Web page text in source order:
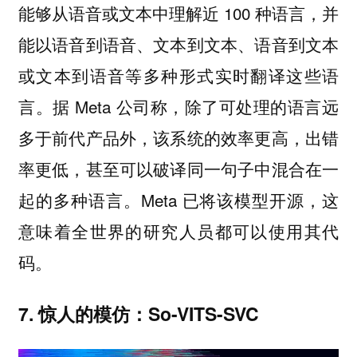
能够从语音或文本中理解近 100 种语言，并
能以语音到语音、文本到文本、语音到文本
或文本到语音等多种形式实时翻译这些语
言。据 Meta 公司称，除了可处理的语言远
多于前代产品外，该系统的效率更高，出错
率更低，甚至可以破译同一句子中混合在一
起的多种语言。Meta 已将该模型开源，这
意味着全世界的研究人员都可以使用其代
码。
7. 惊人的模仿：So-VITS-SVC